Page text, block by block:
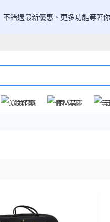
不錯過最新優惠、更多功能等著你
美妝保養 個人清潔